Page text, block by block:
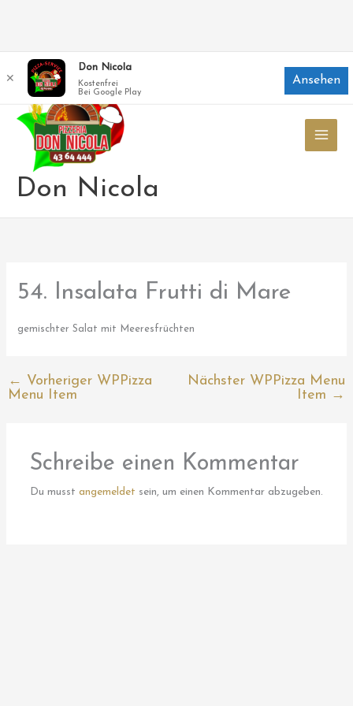
Inhalt
springen
Don Nicola
54. Insalata Frutti di Mare
gemischter Salat mit Meeresfrüchten
← Vorheriger WPPizza
Menu Item
Nächster WPPizza Menu
Item →
Schreibe einen Kommentar
Du musst angemeldet sein, um einen Kommentar abzugeben.
✕
Don Nicola
Kostenfrei
Bei Google Play
Ansehen